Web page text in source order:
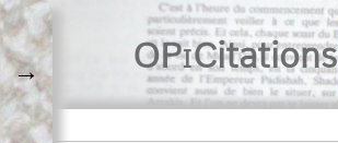
→ OPiCitations